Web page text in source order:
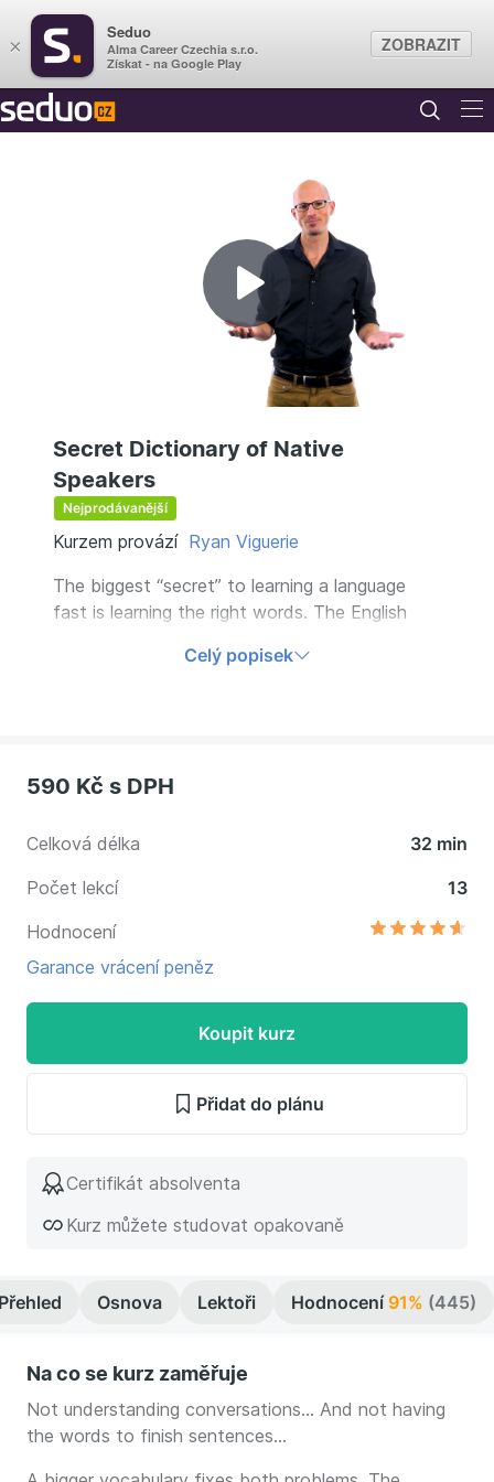
Přehrát
video
Secret Dictionary of Native
Speakers
Nejprodávanější
Kurzem provází Ryan Viguerie
The biggest “secret” to learning a language
fast is learning the right words. The English
words that native speakers use. Master these
Celý popisek
590 Kč s DPH
Celková délka
32 min
Počet lekcí
13
Hodnocení
Garance vrácení peněz
Koupit kurz
Přidat do plánu
Certifikát absolventa
Kurz můžete studovat opakovaně
Osnova Lektoři Hodnocení 91% (445)
Na co se kurz zaměřuje
Not understanding conversations… And not having
the words to finish sentences…
×
Seduo
Alma Career Czechia s.r.o.
Získat - na Google Play
ZOBRAZIT